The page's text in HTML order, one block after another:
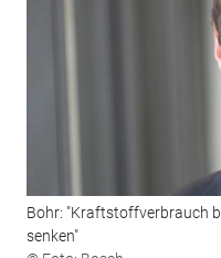
Bohr: "Kraftstoffverbrauch
senken"